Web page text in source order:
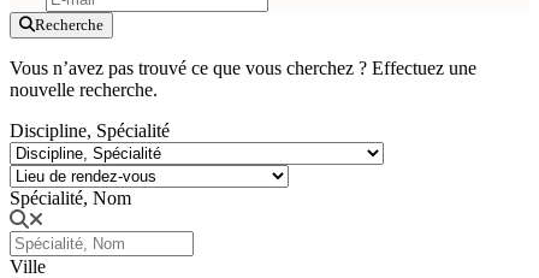
Recherche
Vous n’avez pas trouvé ce que vous cherchez ? Effectuez une
nouvelle recherche.
Discipline, Spécialité
Spécialité, Nom
Ville